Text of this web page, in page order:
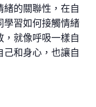
的關聯性，在自
學習如何接觸情緒
就像呼吸一樣自
和身心，也讓自